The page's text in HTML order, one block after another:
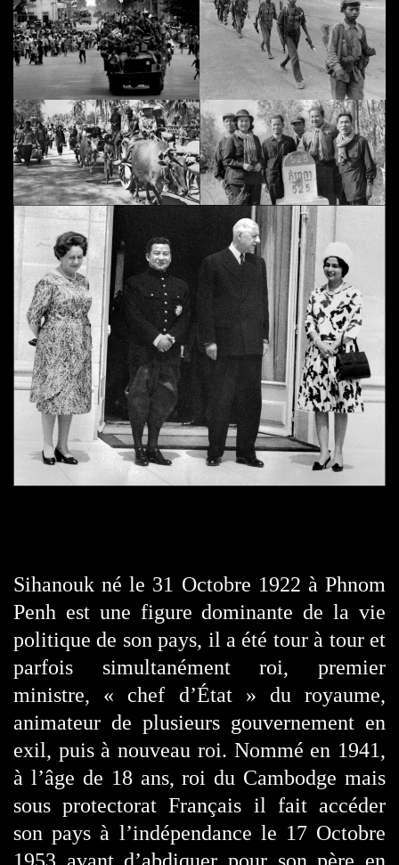
Sihanouk né le 31 Octobre 1922 à Phnom
Penh est une figure dominante de la vie
politique de son pays, il a été tour à tour et
parfois simultanément roi, premier
ministre, « chef d’État » du royaume,
animateur de plusieurs gouvernement en
exil, puis à nouveau roi. Nommé en 1941,
à l’âge de 18 ans, roi du Cambodge mais
sous protectorat Français il fait accéder
son pays à l’indépendance le 17 Octobre
1953 avant d’abdiquer pour son père en